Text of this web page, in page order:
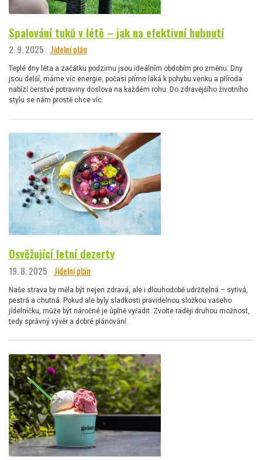
Spalování tuků v létě – jak na efektivní hubnutí
2. 9. 2025 Jídelní plán
Teplé dny léta a začátku podzimu jsou ideálním obdobím pro změnu. Dny
jsou delší, máme víc energie, počasí přímo láká k pohybu venku a příroda
nabízí čerstvé potraviny doslova na každém rohu. Do zdravějšího životního
stylu se nám prostě chce víc.
Osvěžující letní dezerty
19. 8. 2025 Jídelní plán
Naše strava by měla být nejen zdravá, ale i dlouhodobě udržitelná – sytivá,
pestrá a chutná. Pokud ale byly sladkosti pravidelnou složkou vašeho
jídelníčku, může být náročné je úplně vyřadit. Zvolte raději druhou možnost,
tedy správný vývěr a dobré plánování.